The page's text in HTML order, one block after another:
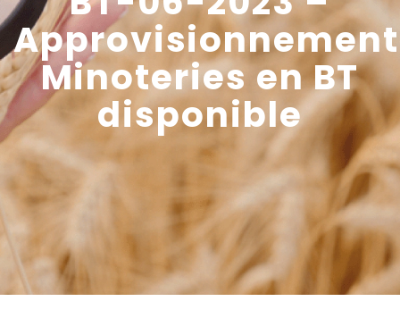
Approvisionnement
Minoteries en BT
disponible